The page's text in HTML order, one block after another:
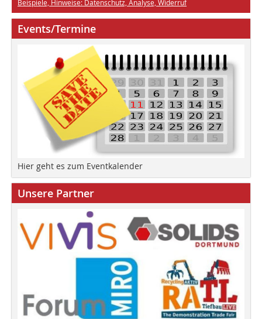
Beispiele, Hinweise: Datenschutz, Analyse, Widerruf
Events/Termine
Hier geht es zum Eventkalender
Unsere Partner